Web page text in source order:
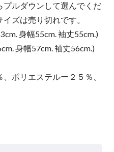
ルダウンして選んでくだ
ズは売り切れです。
身幅55cm. 袖丈55cm.)
身幅57cm. 袖丈56cm.)
ポリエステルー２５％、